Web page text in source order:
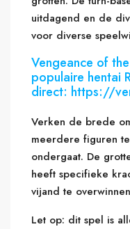
uitdagend en de
voor diverse
Vengeance of
populaire hentai
direct: https://
Verken de brede
meerdere figuren
ondergaat. De
heeft specifieke
vijand te
Let op: dit spel is